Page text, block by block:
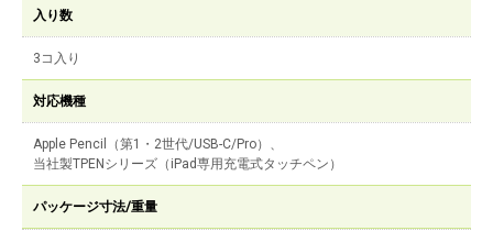
入り数
3コ入り
対応機種
Apple Pencil（第1・2世代/USB-C/Pro）、
当社製TPENシリーズ（iPad専用充電式タッチペン）
パッケージ寸法/重量